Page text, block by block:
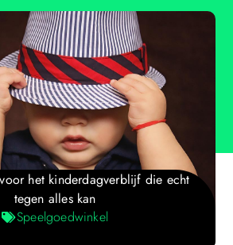
het kinderdagverblijf die echt
tegen alles kan
Speelgoedwinkel